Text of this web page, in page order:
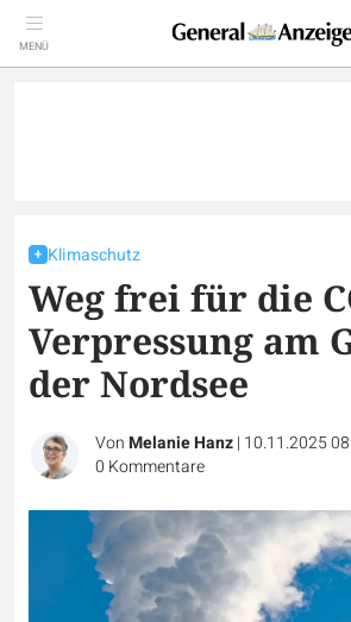
MENÜ
Klimaschutz
Weg frei für die
Verpressung am
der Nordsee
VonMelanie Hanz| 10.11.2025
0 Kommentare